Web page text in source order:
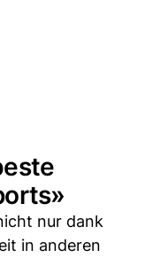
nur dank
in anderen